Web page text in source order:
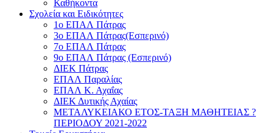
Καθήκοντα
Σχολεία και Ειδικότητες
1ο ΕΠΑΛ Πάτρας
3ο ΕΠΑΛ Πάτρας(Εσπερινό)
7ο ΕΠΑΛ Πάτρας
9ο ΕΠΑΛ Πάτρας (Εσπερινό)
ΔΙΕΚ Πάτρας
ΕΠΑΛ Παραλίας
ΕΠΑΛ Κ. Αχαΐας
ΔΙΕΚ Δυτικής Αχαίας
ΜΕΤΑΛΥΚΕΙΑΚΟ ΕΤΟΣ-ΤΑΞΗ ΜΑΘΗΤΕΙΑΣ ?
ΠΕΡΙΟΔΟΥ 2021-2022